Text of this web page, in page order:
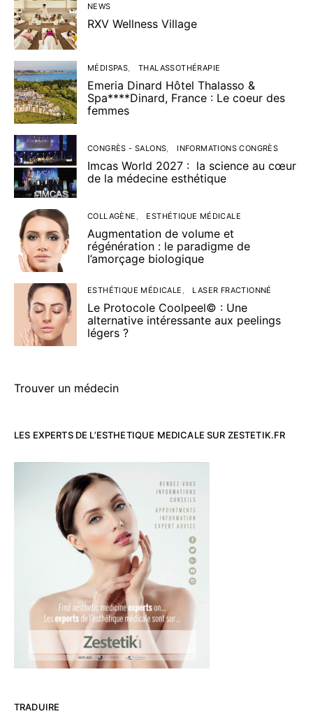
NEWS
RXV Wellness Village
MÉDISPAS THALASSOTHÉRAPIE
Emeria Dinard Hôtel Thalasso &
Spa****Dinard, France : Le coeur des
femmes
CONGRÈS - SALONS INFORMATIONS CONGRÈS
Imcas World 2027 : la science au cœur
de la médecine esthétique
COLLAGÈNE ESTHÉTIQUE MÉDICALE
Augmentation de volume et
régénération : le paradigme de
l’amorçage biologique
ESTHÉTIQUE MÉDICALE LASER FRACTIONNÉ
Le Protocole Coolpeel© : Une
alternative intéressante aux peelings
légers ?
Trouver un médecin
LES EXPERTS DE L’ESTHETIQUE MEDICALE SUR ZESTETIK.FR
TRADUIRE